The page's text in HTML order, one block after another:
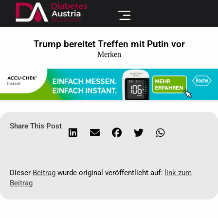
Trump bereitet Treffen mit Putin vor
Merken
Share This Post
Dieser Beitrag wurde original veröffentlicht auf: link zum
Beitrag